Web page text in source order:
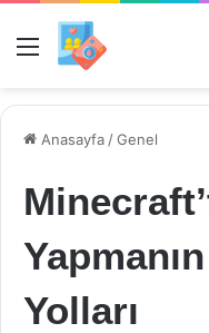
Menü
Anasayfa /Genel
Yolları